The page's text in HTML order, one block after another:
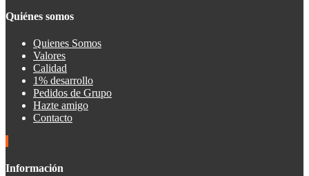
Quiénes somos
Quienes Somos
Valores
Calidad
1% desarrollo
Pedidos de Grupo
Hazte amigo
Contacto
Información